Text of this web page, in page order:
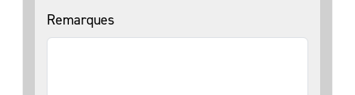
Remarques